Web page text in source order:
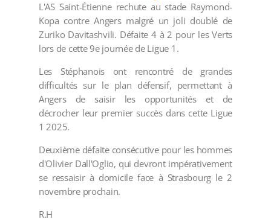
L'AS Saint-Étienne rechute au stade Raymond-
Kopa contre Angers malgré un joli doublé de
Zuriko Davitashvili. Défaite 4 à 2 pour les Verts
lors de cette 9e journée de Ligue 1.
Les Stéphanois ont rencontré de grandes
difficultés sur le plan défensif, permettant à
Angers de saisir les opportunités et de
décrocher leur premier succès dans cette Ligue
1 2025.
Deuxième défaite consécutive pour les hommes
d'Olivier Dall'Oglio, qui devront impérativement
se ressaisir à domicile face à Strasbourg le 2
novembre prochain.
R.H